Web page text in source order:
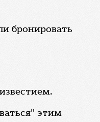
бронировать
этим